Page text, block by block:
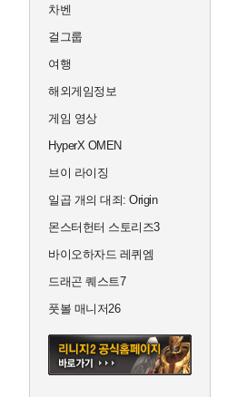
차벤
걸그룹
여행
해외게임정보
게임 영상
HyperX OMEN
브이 라이징
일곱 개의 대죄: Origin
몬스터헌터 스토리즈3
바이오하자드 레퀴엠
드래곤 퀘스트7
풋볼 매니저26